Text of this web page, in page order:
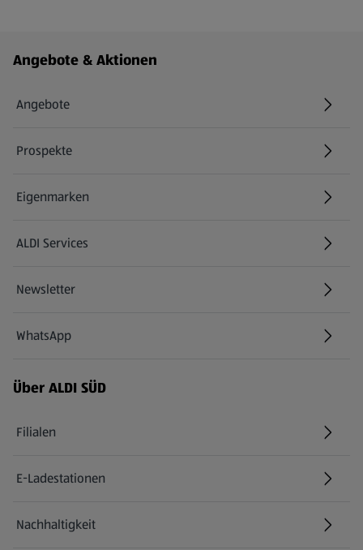
Fußzeilenmenü - weitere Links
Angebote & Aktionen
Angebote
Prospekte
Eigenmarken
ALDI Services
Newsletter
WhatsApp
Über ALDI SÜD
Filialen
E-Ladestationen
Nachhaltigkeit